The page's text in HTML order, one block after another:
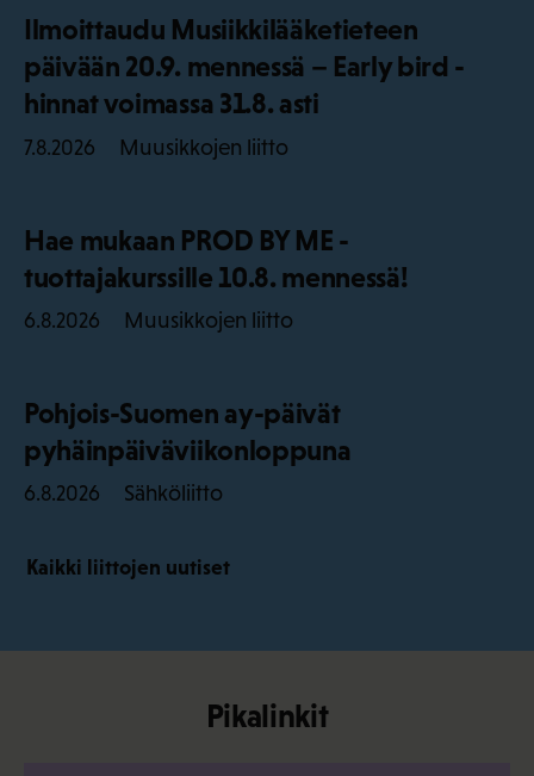
Ilmoittaudu Musiikkilääketieteen
päivään 20.9. mennessä – Early bird -
hinnat voimassa 31.8. asti
7.8.2026 Muusikkojen liitto
Hae mukaan PROD BY ME -
tuottajakurssille 10.8. mennessä!
6.8.2026 Muusikkojen liitto
Pohjois-Suomen ay-päivät
pyhäinpäiväviikonloppuna
6.8.2026 Sähköliitto
Kaikki liittojen uutiset
Pikalinkit